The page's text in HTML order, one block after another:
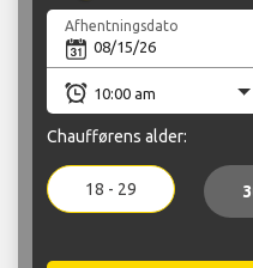
Afhentningsdato
Chaufførens alder:
18 - 29